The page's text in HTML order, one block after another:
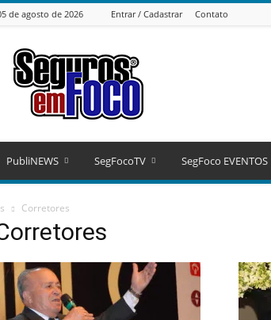
de agosto de 2026 Entrar / Cadastrar Contato
Seguros
em
Foco
PubliNEWS SegFocoTV SegFoco EVENTOS
Corretores